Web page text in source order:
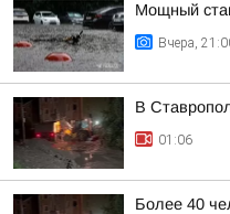
Мощный
Вчера,
В
01:06
Более 40